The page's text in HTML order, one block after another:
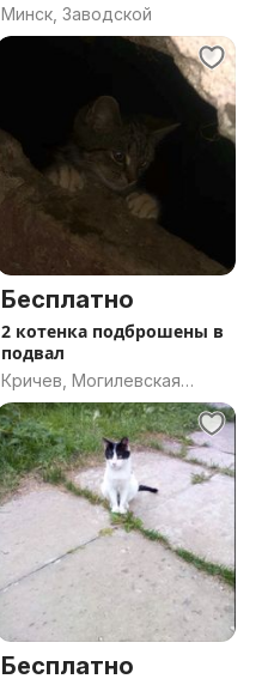
Минск, Заводской
Бесплатно
2 котенка подброшены в
подвал
Кричев, Могилевская
область
Бесплатно